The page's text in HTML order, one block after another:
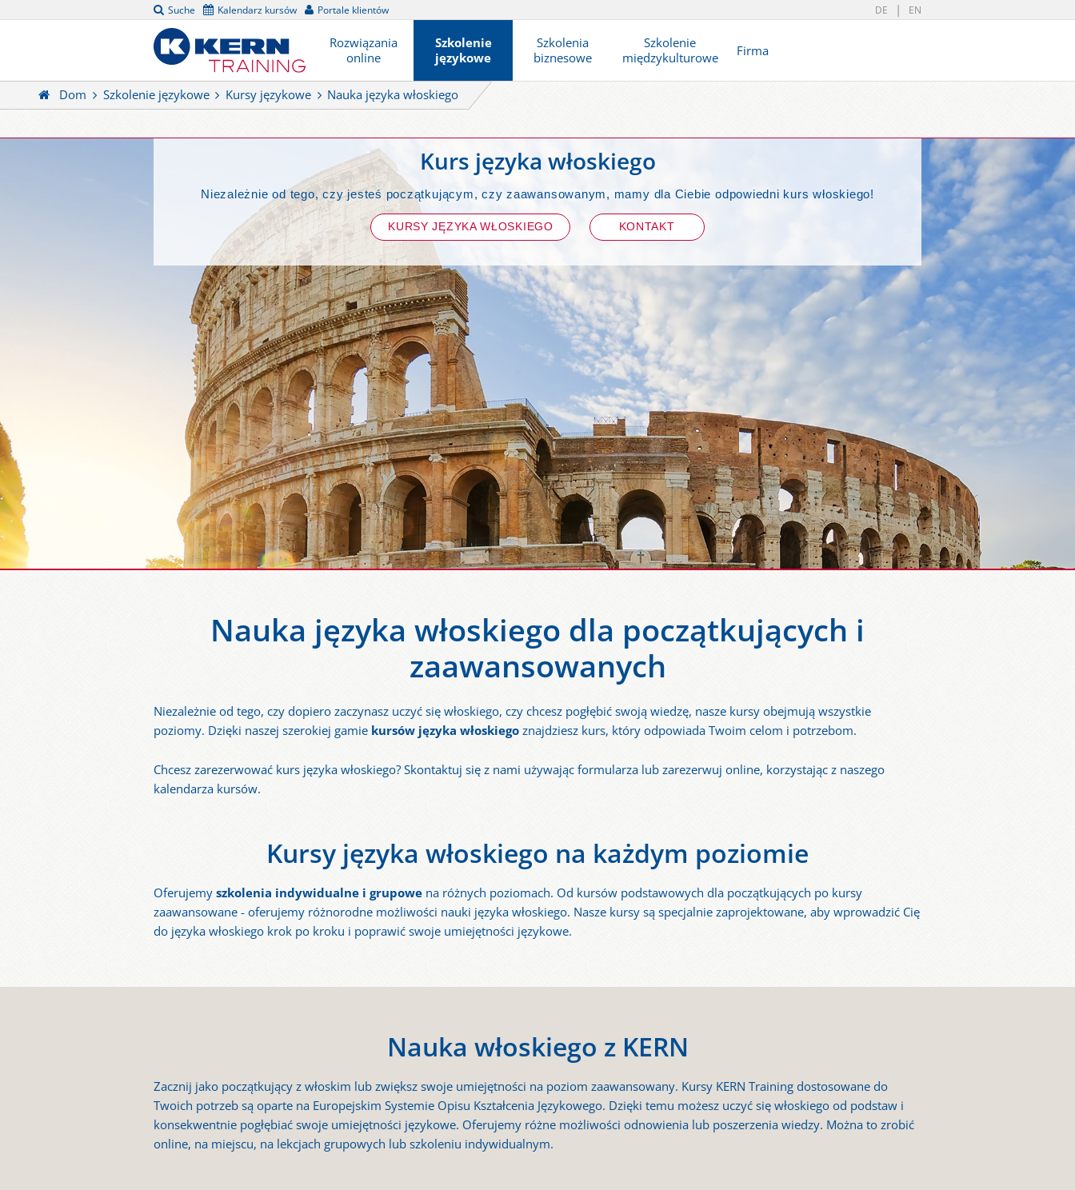
Suche Kalendarz kursów Portale klientów DE EN
Rozwiązania
online
Szkolenie
językowe
Szkolenia
biznesowe
Szkolenie
międzykulturowe
Firma
Dom Szkolenie językowe Kursy językowe Nauka języka włoskiego
Kurs języka włoskiego
Niezależnie od tego, czy jesteś początkującym, czy zaawansowanym, mamy dla Ciebie odpowiedni kurs włoskiego!
KURSY JĘZYKA WŁOSKIEGO KONTAKT
Nauka języka włoskiego dla początkujących i
zaawansowanych
Niezależnie od tego, czy dopiero zaczynasz uczyć się włoskiego, czy chcesz pogłębić swoją wiedzę, nasze kursy obejmują wszystkie
poziomy. Dzięki naszej szerokiej gamie kursów języka włoskiegoznajdziesz kurs, który odpowiada Twoim celom i potrzebom.
Chcesz zarezerwować kurs języka włoskiego? Skontaktuj się z nami używając formularza lub zarezerwuj online, korzystając z naszego
kalendarza kursów.
Kursy języka włoskiego na każdym poziomie
Oferujemyszkolenia indywidualne i grupowe na różnych poziomach. Od kursów podstawowych dla początkujących po kursy
zaawansowane - oferujemy różnorodne możliwości nauki języka włoskiego. Nasze kursy są specjalnie zaprojektowane, aby wprowadzić Cię
do języka włoskiego krok po kroku i poprawić swoje umiejętności językowe.
Nauka włoskiego z KERN
Zacznij jako początkujący z włoskim lub zwiększ swoje umiejętności na poziom zaawansowany. Kursy KERN Training dostosowane do
Twoich potrzeb są oparte na Europejskim Systemie Opisu Kształcenia Językowego. Dzięki temu możesz uczyć się włoskiego od podstaw i
konsekwentnie pogłębiać swoje umiejętności językowe. Oferujemy różne możliwości odnowienia lub poszerzenia wiedzy. Można to zrobić
online, na miejscu, na lekcjach grupowych lub szkoleniu indywidualnym.